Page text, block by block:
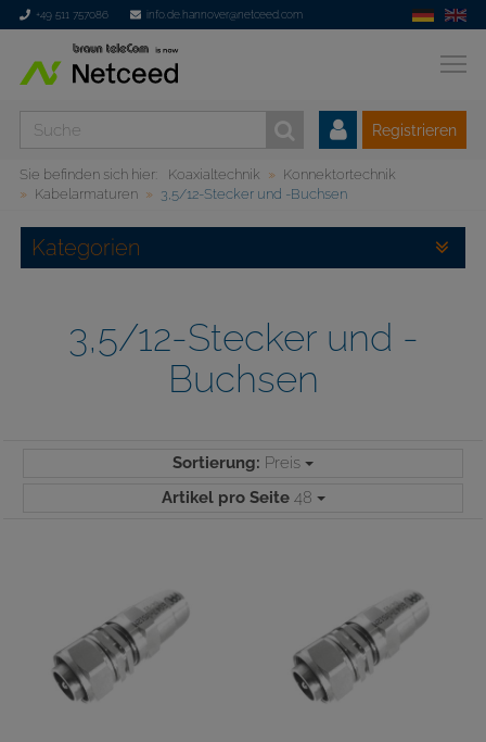
+49 511 757086 info.de.hannover@netceed.com
Registrieren
Sie befinden sich hier: Koaxialtechnik
Konnektortechnik
Kabelarmaturen
3,5/12-Stecker und -Buchsen
Kategorien
3,5/12-Stecker und -
Buchsen
Sortierung: Preis
Artikel pro Seite 48